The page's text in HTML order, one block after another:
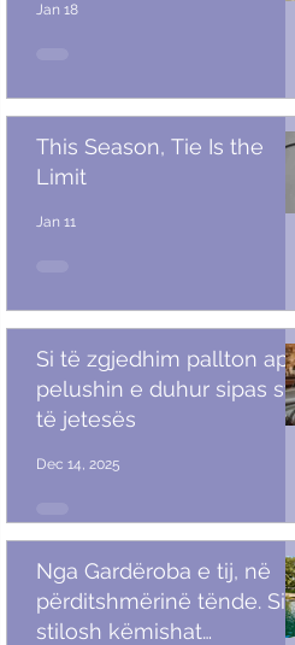
Jan 18
This Season, Tie Is the
Limit
Jan 11
Si të zgjedhim pallton
pelushin e duhur sipas
të jetesës
Dec 14, 2025
Nga Gardëroba e tij, në
përditshmërinë tënde. Si
stilosh këmishat